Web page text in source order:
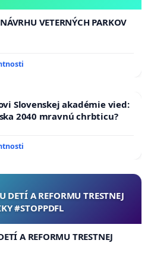
VETERNÝCH PARKOV
Slovenskej akadémie vied:
2040 mravnú chrbticu?
DETÍ A REFORMU TRESTNEJ
#STOPPDFL
A REFORMU TRESTNEJ